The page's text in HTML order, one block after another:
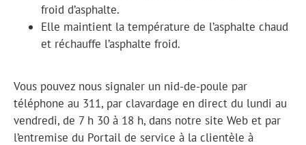
froid d’asphalte.
Elle maintient la température de l’asphalte chaud
et réchauffe l’asphalte froid.
Vous pouvez nous signaler un nid-de-poule par
téléphone au 311, par clavardage en direct du lundi au
vendredi, de 7 h 30 à 18 h, dans notre site Web et par
l’entremise du Portail de service à la clientèle à